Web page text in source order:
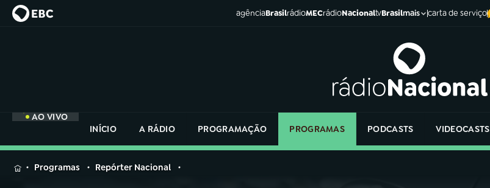
agênciaBrasilrádioMECrádioNacionaltvBrasilmais carta de serviço
AO VIVO
INÍCIO
A RÁDIO PROGRAMAÇÃO PROGRAMAS PODCASTS VIDEOCASTS
MENUProgramas Repórter Nacional